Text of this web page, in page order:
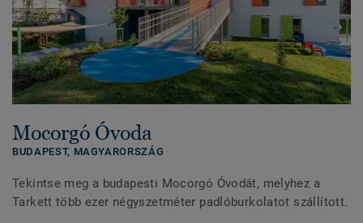
Mocorgó Óvoda
BUDAPEST, MAGYARORSZÁG
Tekintse meg a budapesti Mocorgó Óvodát, melyhez a
Tarkett több ezer négyszetméter padlóburkolatot szállított.